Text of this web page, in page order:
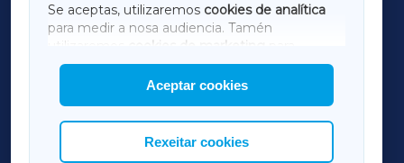
Se aceptas, utilizaremos cookies de analítica
para medir a nosa audiencia. Tamén
utilizaremos
cookies de marketing
mostrar publicidade de terceiros.
Así mesmo, podes personalizar a elección das
cookies que desexas permitir.
Aceptar cookies
Rexeitar cookies
AMARIÑAXA
RIBEIRASACRAXA
ACORUÑAXA